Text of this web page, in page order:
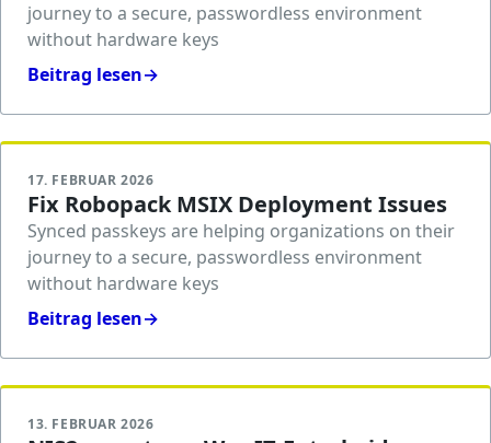
journey to a secure, passwordless environment
without hardware keys
Beitrag lesen→
17. FEBRUAR 2026
Fix Robopack MSIX Deployment Issues
Synced passkeys are helping organizations on their
journey to a secure, passwordless environment
without hardware keys
Beitrag lesen→
13. FEBRUAR 2026